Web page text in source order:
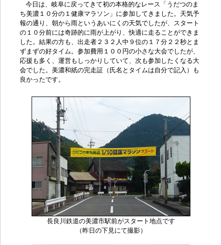
今日は、岐阜に戻ってきて初の本格的なレース「 うだつのま
ち美濃１０分の１健康マラソン 」に参加してきました。天気予
報の通り、朝から雨というあいにくの天気でしたが、スタート
の１０分前には奇跡的に雨が上がり、快適に走ることができま
した。結果の方も、出走者２３２人中９位の１７分２２秒とま
ずまずの好タイム。参加費用１００円の小さな大会でしたが、
応援も多く、運営もしっかりしていて、次も参加したくなる大
会でした。 美濃和紙の完走証（氏名とタイムは自分で記入）も
良かったです。
長良川鉄道の美濃市駅前がスタート地点です
（昨日の下見にて撮影）